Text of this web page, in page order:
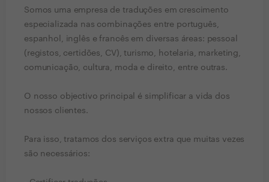
Somos uma empresa de traduções em crescimento
especializada nas combinações entre português,
espanhol, inglês e francês em diversas áreas: pessoal
(registos, certidões, CV), turismo, hotelaria, marketing,
comunicação, cultura, moda e direito, entre outras.
O nosso objectivo principal é simplificar a vida dos
nossos clientes.
Para isso, tratamos dos serviços extra que muitas vezes
são necessários: